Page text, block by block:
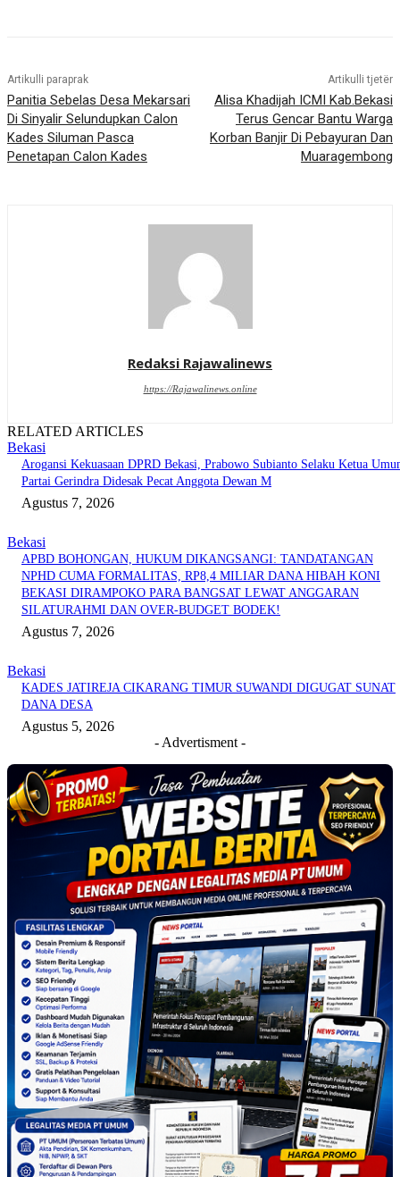
Artikulli paraprak
Panitia Sebelas Desa Mekarsari
Di Sinyalir Selundupkan Calon
Kades Siluman Pasca
Penetapan Calon Kades
Artikulli tjetër
Alisa Khadijah ICMI Kab.Bekasi
Terus Gencar Bantu Warga
Korban Banjir Di Pebayuran Dan
Muaragembong
Redaksi Rajawalinews
https://Rajawalinews.online
RELATED ARTICLES
Bekasi
Arogansi Kekuasaan DPRD Bekasi, Prabowo Subianto Selaku Ketua
Partai Gerindra Didesak Pecat Anggota Dewan M
Agustus 7, 2026
Bekasi
APBD BOHONGAN, HUKUM DIKANGSANGI: TANDATANGAN
NPHD CUMA FORMALITAS, RP8,4 MILIAR DANA HIBAH KONI
BEKASI DIRAMPOKO PARA BANGSAT LEWAT ANGGARAN
SILATURAHMI DAN OVER-BUDGET BODEK!
Agustus 7, 2026
Bekasi
KADES JATIREJA CIKARANG TIMUR SUWANDI DIGUGAT SUNAT
DANA DESA
Agustus 5, 2026
- Advertisment -